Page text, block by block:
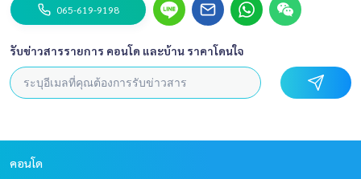
065-619-9198
รับข่าวสารรายการ คอนโด และบ้าน ราคาโดนใจ
คอนโด